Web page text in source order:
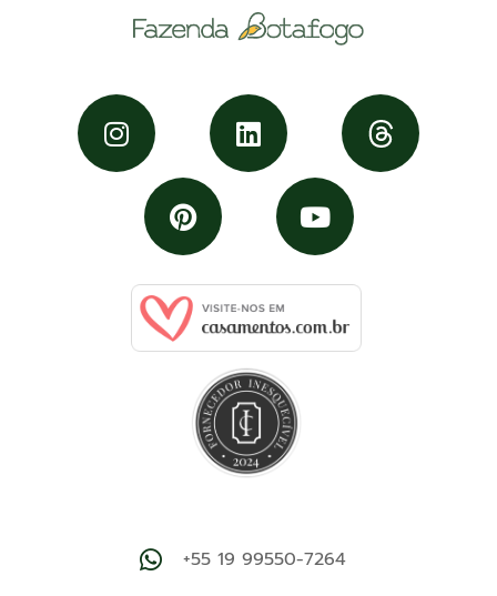
+55 19 99550-7264‬